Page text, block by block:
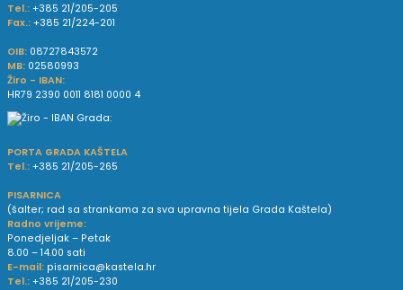
Tel.: +385 21/205-205
Fax.: +385 21/224-201
OIB: 08727843572
MB: 02580993
Žiro - IBAN:
HR79 2390 0011 8181 0000 4
PORTA GRADA KAŠTELA
Tel.: +385 21/205-265
PISARNICA
(šalter; rad sa strankama za sva upravna tijela Grada Kaštela)
Radno vrijeme:
Ponedjeljak – Petak
8.00 – 14.00 sati
E-mail: pisarnica@kastela.hr
Tel.: +385 21/205-230